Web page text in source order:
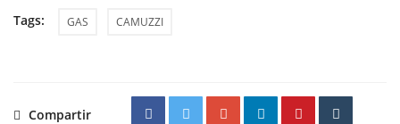
Tags: GAS CAMUZZI
Compartir